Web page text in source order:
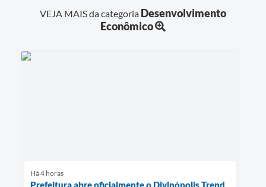
VEJA MAIS da categoria Desenvolvimento
Econômico
Há 4 horas
Prefeitura abre oficialmente o Divinópolis Trend